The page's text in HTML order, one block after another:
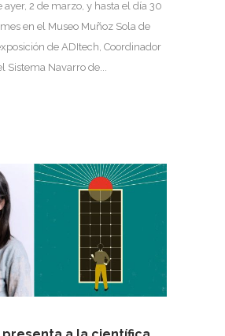
ayer, 2 de marzo, y hasta el día 30
en el Museo Muñoz Sola de
de ADItech, Coordinador
Sistema Navarro de...